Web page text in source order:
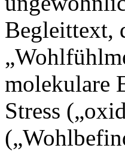
Begleittext,
molekulare
Stress